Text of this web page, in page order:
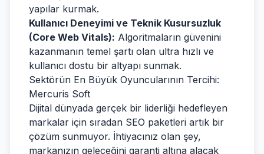
yapılar kurmak.
Kullanıcı Deneyimi ve Teknik Kusursuzluk
(Core Web Vitals): Algoritmaların güvenini
kazanmanın temel şartı olan ultra hızlı ve
kullanıcı dostu bir altyapı sunmak.
Sektörün En Büyük Oyuncularının Tercihi:
Mercuris Soft
Dijital dünyada gerçek bir liderliği hedefleyen
markalar için sıradan SEO paketleri artık bir
çözüm sunmuyor. İhtiyacınız olan şey,
markanızın geleceğini garanti altına alacak